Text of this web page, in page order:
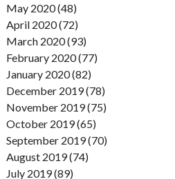
May 2020 (48)
April 2020 (72)
March 2020 (93)
February 2020 (77)
January 2020 (82)
December 2019 (78)
November 2019 (75)
October 2019 (65)
September 2019 (70)
August 2019 (74)
July 2019 (89)